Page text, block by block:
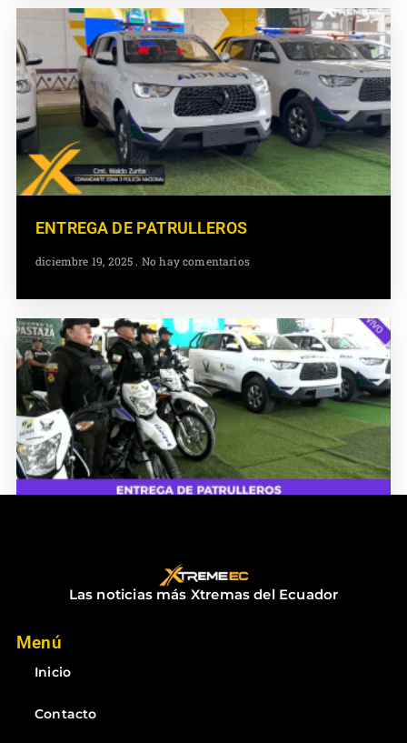
ENTREGA DE PATRULLEROS
diciembre 19, 2025 No hay comentarios
No hay comentarios
Las noticias más Xtremas del Ecuador
Menú
Inicio
Contacto